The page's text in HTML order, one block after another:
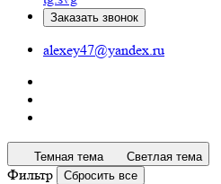
Заказать звонок
alexey47@yandex.ru
Темная тема Светлая тема
Фильтр Сбросить все